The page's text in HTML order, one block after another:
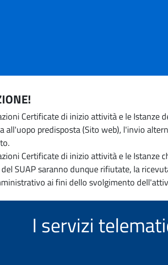
Certificate di inizio attività e le
all'uopo predisposta (Sito web), l'invio
Certificate di inizio attività e le Istanze
SUAP saranno dunque rifiutate, la
ai fini dello svolgimento
I servizi